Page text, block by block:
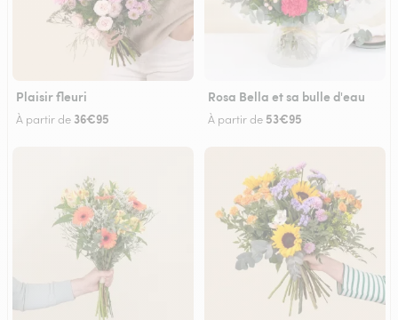
Plaisir fleuri
À partir de 36€95
Rosa Bella et sa bulle d'eau
À partir de 53€95